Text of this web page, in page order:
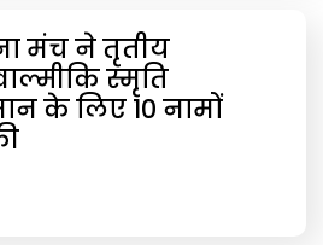
मंच ने तृतीय
स्मृति
के लिए 10 नामों